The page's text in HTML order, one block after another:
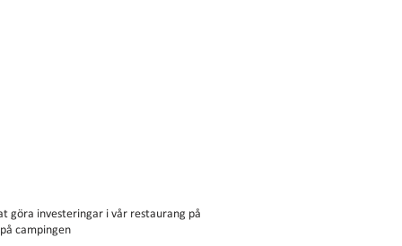
göra investeringar i vår restaurang på
campingen